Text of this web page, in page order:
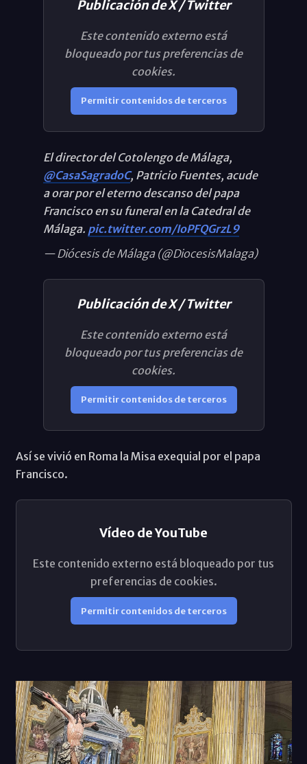
Publicación de X / Twitter
Este contenido externo está
bloqueado por tus preferencias de
cookies.
Permitir contenidos de terceros
El director del Cotolengo de Málaga,
@CasaSagradoC, Patricio Fuentes, acude
a orar por el eterno descanso del papa
Francisco en su funeral en la Catedral de
Málaga. pic.twitter.com/IoPFQGrzL9
— Diócesis de Málaga (@DiocesisMalaga)
Publicación de X / Twitter
Este contenido externo está
bloqueado por tus preferencias de
cookies.
Permitir contenidos de terceros
Así se vivió en Roma la Misa exequial por el papa
Francisco.
Vídeo de YouTube
Este contenido externo está bloqueado por tus
preferencias de cookies.
Permitir contenidos de terceros